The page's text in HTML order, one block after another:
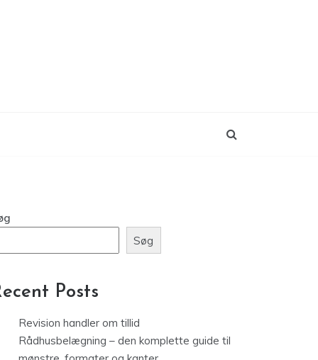
Søg
Posts
Revision handler om tillid
Rådhusbelægning – den komplette guide til